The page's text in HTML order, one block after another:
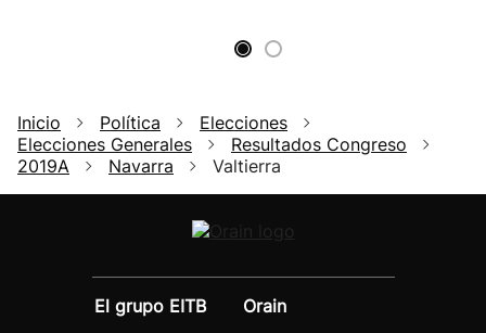
Inicio Política
Elecciones
Elecciones Generales
Resultados Congreso
2019A
Navarra Valtierra
El grupo EITB
Orain